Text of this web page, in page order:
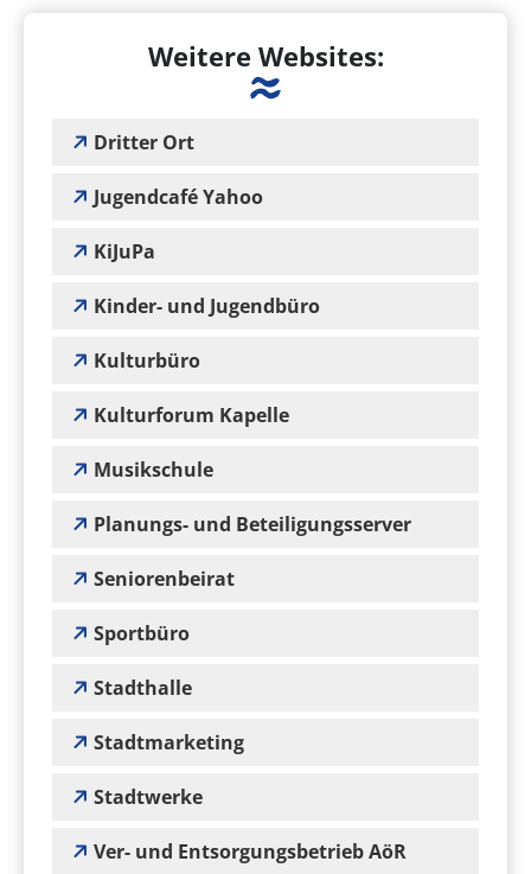
Weitere Websites:
Dritter Ort
Jugendcafé Yahoo
KiJuPa
Kinder- und Jugendbüro
Kulturbüro
Kulturforum Kapelle
Musikschule
Planungs- und Beteiligungsserver
Seniorenbeirat
Sportbüro
Stadthalle
Stadtmarketing
Stadtwerke
Ver- und Entsorgungsbetrieb AöR